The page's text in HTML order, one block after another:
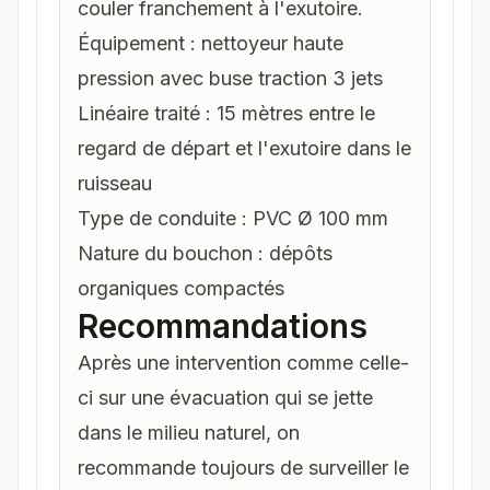
couler franchement à l'exutoire.
Équipement : nettoyeur haute
pression avec buse traction 3 jets
Linéaire traité : 15 mètres entre le
regard de départ et l'exutoire dans le
ruisseau
Type de conduite : PVC Ø 100 mm
Nature du bouchon : dépôts
organiques compactés
Recommandations
Après une intervention comme celle-
ci sur une évacuation qui se jette
dans le milieu naturel, on
recommande toujours de surveiller le